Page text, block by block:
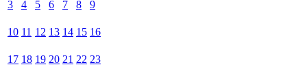
3 4 5 6 7 8 9
10 11 12 13 14 15 16
17 18 19 20 21 22 23